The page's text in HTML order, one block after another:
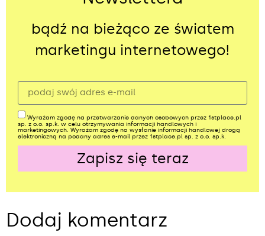
bądź na bieżąco ze światem
marketingu internetowego!
Wyrażam zgodę na przetwarzanie danych osobowych przez 1stplace.pl
sp. z o.o. sp.k. w celu otrzymywania informacji handlowych i
marketingowych. Wyrażam zgodę na wysłanie informacji handlowej drogą
elektroniczną na podany adres e-mail przez 1stplace.pl sp. z o.o. sp.k.
Zapisz się teraz
Dodaj komentarz